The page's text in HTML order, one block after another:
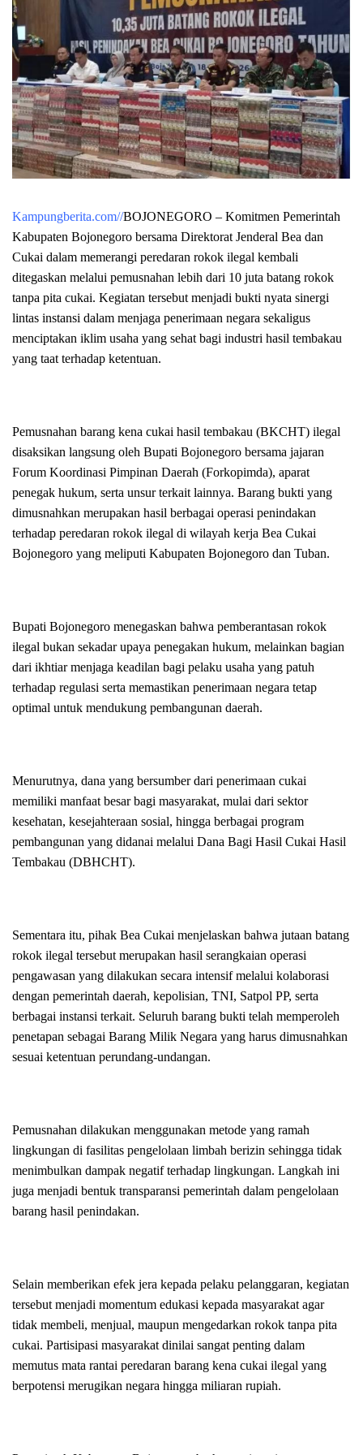
Kampungberita.com//BOJONEGORO – Komitmen Pemerintah
Kabupaten Bojonegoro bersama Direktorat Jenderal Bea dan
Cukai dalam memerangi peredaran rokok ilegal kembali
ditegaskan melalui pemusnahan lebih dari 10 juta batang rokok
tanpa pita cukai. Kegiatan tersebut menjadi bukti nyata sinergi
lintas instansi dalam menjaga penerimaan negara sekaligus
menciptakan iklim usaha yang sehat bagi industri hasil tembakau
yang taat terhadap ketentuan.
Pemusnahan barang kena cukai hasil tembakau (BKCHT) ilegal
disaksikan langsung oleh Bupati Bojonegoro bersama jajaran
Forum Koordinasi Pimpinan Daerah (Forkopimda), aparat
penegak hukum, serta unsur terkait lainnya. Barang bukti yang
dimusnahkan merupakan hasil berbagai operasi penindakan
terhadap peredaran rokok ilegal di wilayah kerja Bea Cukai
Bojonegoro yang meliputi Kabupaten Bojonegoro dan Tuban.
Bupati Bojonegoro menegaskan bahwa pemberantasan rokok
ilegal bukan sekadar upaya penegakan hukum, melainkan bagian
dari ikhtiar menjaga keadilan bagi pelaku usaha yang patuh
terhadap regulasi serta memastikan penerimaan negara tetap
optimal untuk mendukung pembangunan daerah.
Menurutnya, dana yang bersumber dari penerimaan cukai
memiliki manfaat besar bagi masyarakat, mulai dari sektor
kesehatan, kesejahteraan sosial, hingga berbagai program
pembangunan yang didanai melalui Dana Bagi Hasil Cukai Hasil
Tembakau (DBHCHT).
Sementara itu, pihak Bea Cukai menjelaskan bahwa jutaan batang
rokok ilegal tersebut merupakan hasil serangkaian operasi
pengawasan yang dilakukan secara intensif melalui kolaborasi
dengan pemerintah daerah, kepolisian, TNI, Satpol PP, serta
berbagai instansi terkait. Seluruh barang bukti telah memperoleh
penetapan sebagai Barang Milik Negara yang harus dimusnahkan
sesuai ketentuan perundang-undangan.
Pemusnahan dilakukan menggunakan metode yang ramah
lingkungan di fasilitas pengelolaan limbah berizin sehingga tidak
menimbulkan dampak negatif terhadap lingkungan. Langkah ini
juga menjadi bentuk transparansi pemerintah dalam pengelolaan
barang hasil penindakan.
Selain memberikan efek jera kepada pelaku pelanggaran, kegiatan
tersebut menjadi momentum edukasi kepada masyarakat agar
tidak membeli, menjual, maupun mengedarkan rokok tanpa pita
cukai. Partisipasi masyarakat dinilai sangat penting dalam
memutus mata rantai peredaran barang kena cukai ilegal yang
berpotensi merugikan negara hingga miliaran rupiah.